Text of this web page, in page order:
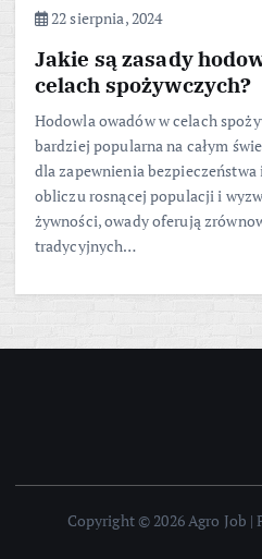
22 sierpnia, 2024
Jakie są zasady
celach spożywczych?
Hodowla owadów w celach
bardziej popularna na całym
dla zapewnienia
obliczu rosnącej populacji i
żywności, owady oferują
tradycyjnych…
Copyright © 2026 Agro Job |